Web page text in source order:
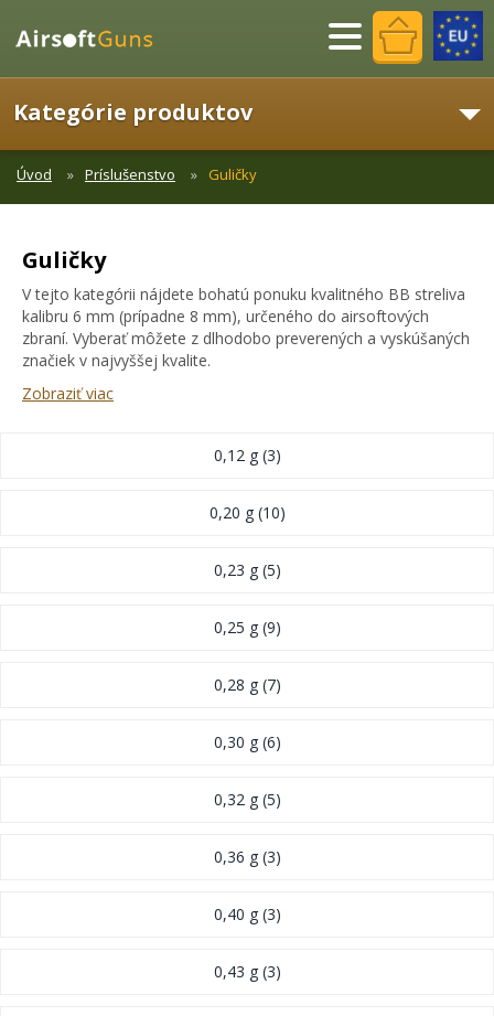
Menu
Kategórie produktov
Úvod Príslušenstvo Guličky
Guličky
V tejto kategórii nájdete bohatú ponuku kvalitného BB streliva
kalibru 6 mm (prípadne 8 mm), určeného do airsoftových
zbraní. Vyberať môžete z dlhodobo preverených a vyskúšaných
značiek v najvyššej kvalite.
Zobraziť viac
0,12 g(3)
0,20 g(10)
0,23 g(5)
0,25 g(9)
0,28 g(7)
0,30 g(6)
0,32 g(5)
0,36 g(3)
0,40 g(3)
0,43 g(3)